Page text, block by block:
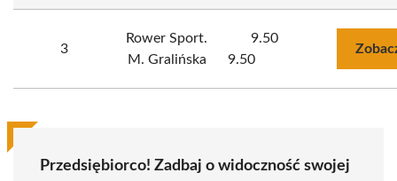
3
Rower Sport.
M. Gralińska
9.50
9.50
Przedsiębiorco! Zadbaj o widoczność swojej